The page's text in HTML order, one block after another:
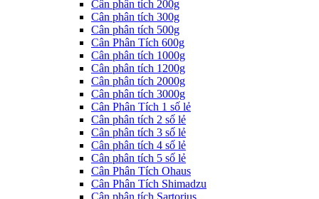
Cân phân tích 200g
Cân phân tích 300g
Cân phân tích 500g
Cân Phân Tích 600g
Cân phân tích 1000g
Cân phân tích 1200g
Cân phân tích 2000g
Cân phân tích 3000g
Cân Phân Tích 1 số lẻ
Cân phân tích 2 số lẻ
Cân phân tích 3 số lẻ
Cân phân tích 4 số lẻ
Cân phân tích 5 số lẻ
Cân Phân Tích Ohaus
Cân Phân Tích Shimadzu